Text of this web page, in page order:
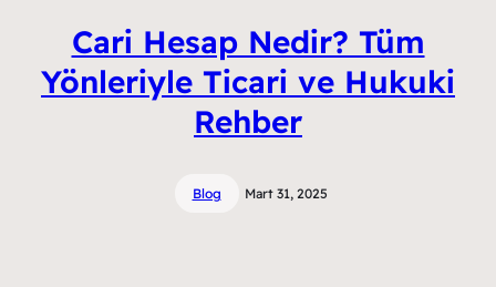
Cari Hesap Nedir? Tüm
Yönleriyle Ticari ve Hukuki
Rehber
Blog Mart 31, 2025